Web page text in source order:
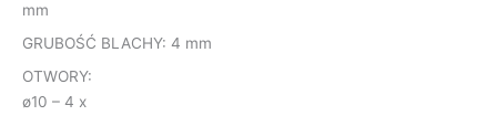
mm
GRUBOŚĆ BLACHY: 4 mm
OTWORY:
ø10 – 4 x